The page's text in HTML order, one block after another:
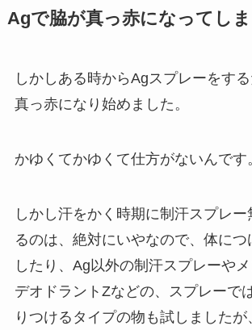
Agで脇が真っ赤になってし
しかしある時からAgスプレーをす
真っ赤になり始めました。
かゆくてかゆくて仕方がないんです
しかし汗をかく時期に制汗スプレ
るのは、絶対にいやなので、体につ
したり、Ag以外の制汗スプレーや
デオドラントZなどの、スプレーで
りつけるタイプの物も試しました